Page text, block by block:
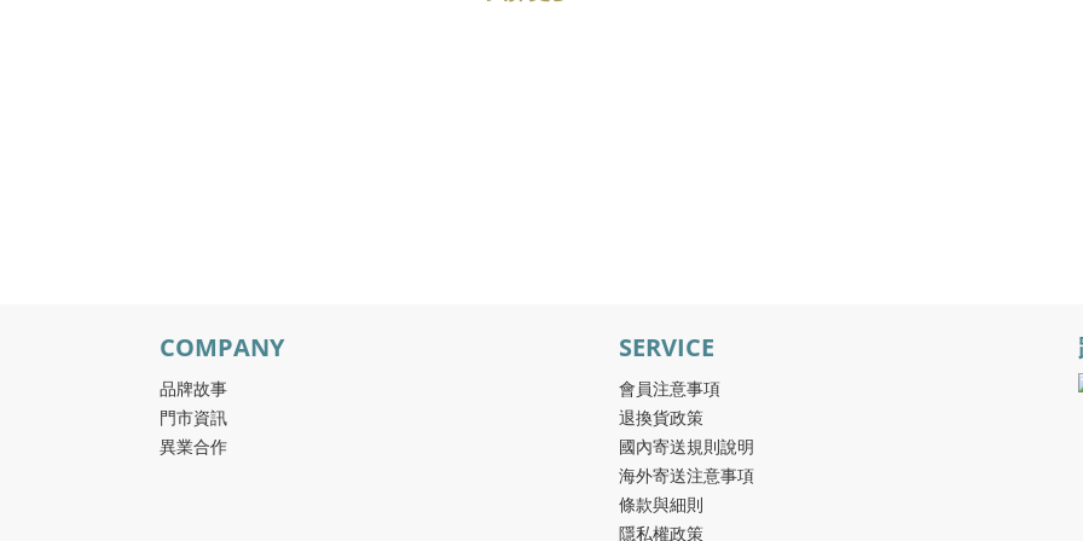
COMPANY
品牌故事
門市資訊
異業合作
SERVICE
會員注意事項
退換貨政策
國內寄送規則說明
海外寄送注意事項
條款與細則
隱私權政策